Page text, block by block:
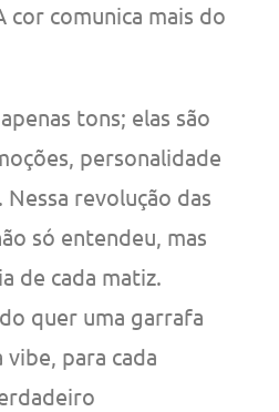
cor comunica mais do
tons; elas são
personalidade
revolução das
só entendeu, mas
de cada matiz.
quer uma garrafa
vibe, para cada